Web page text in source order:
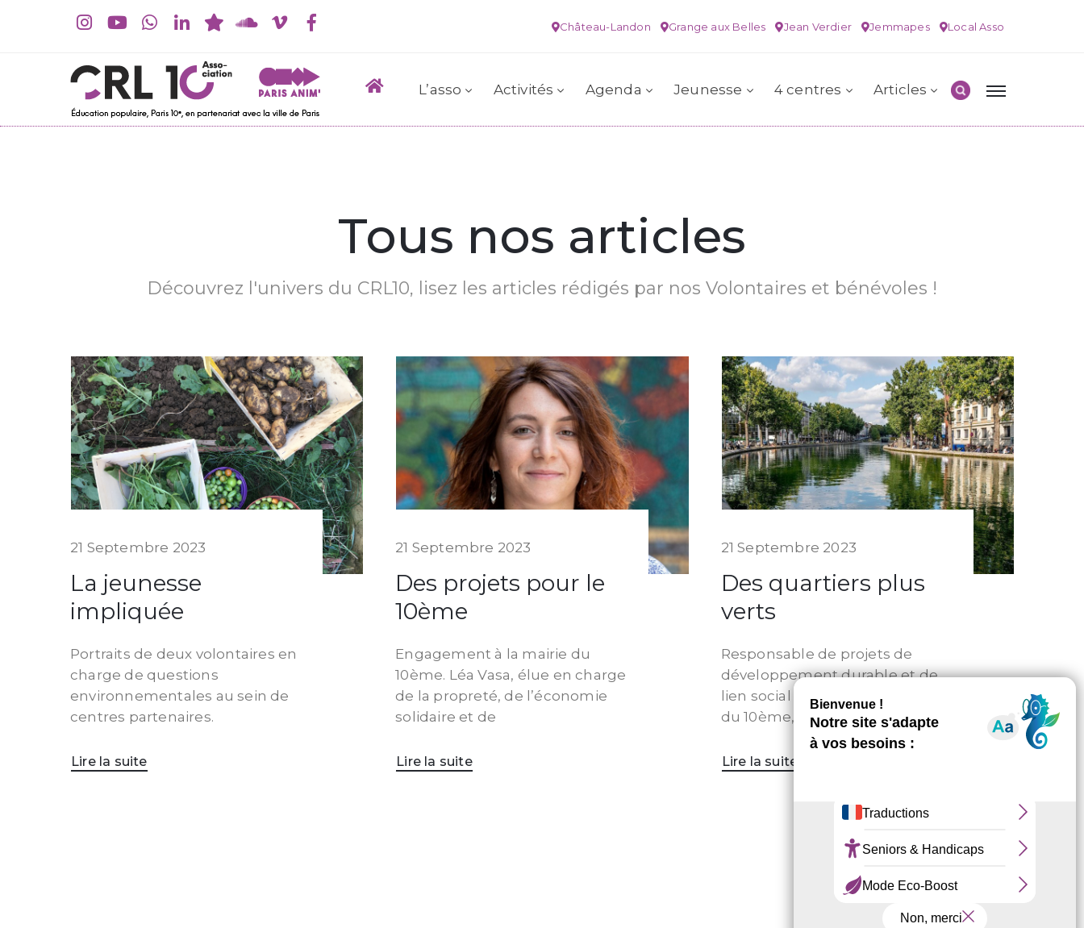
Château-Landon Grange aux Belles Jean Verdier Jemmapes Local Asso
L’asso Activités Agenda Jeunesse 4 centres Articles
Tous nos articles
Découvrez l'univers du CRL10, lisez les articles rédigés par nos Volontaires et bénévoles !
21 Septembre 2023
La jeunesse
impliquée
Portraits de deux volontaires en
charge de questions
environnementales au sein de
centres partenaires.
Lire la suite
21 Septembre 2023
Des projets pour le
10ème
Engagement à la mairie du
10ème. Léa Vasa, élue en charge
de la propreté, de l’économie
solidaire et de
Lire la suite
21 Septembre 2023
Des quartiers plus
verts
Responsable de projets de
développement durable et de
lien social à la Régie de Quartier
du 10ème, Laura Sylvestre nous
Lire la suite